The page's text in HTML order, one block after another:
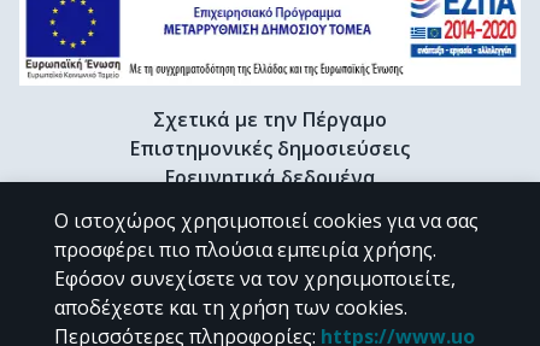
Σχετικά με την Πέργαμο
Επιστημονικές δημοσιεύσεις
Ερευνητικά δεδομένα
Διδακτορικές διατριβές & Γκρίζα βιβλιογραφία
Προφίλ Ερευνητή
CC BY-NC 4.0
Ο ιστοχώρος χρησιμοποιεί cookies για να σας
προσφέρει πιο πλούσια εμπειρία χρήσης.
Εφόσον συνεχίσετε να τον χρησιμοποιείτε,
αποδέχεστε και τη χρήση των cookies.
Περισσότερες πληροφορίες: https://www.uo